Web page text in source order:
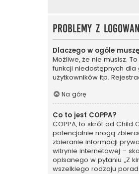
Problemy z
Dlaczego w ogóle
Możliwe, że nie musisz.
funkcji niedostępnych dla
użytkowników itp.
Na górę
Co to jest COPPA?
COPPA, to skrót od Child
potencjalnie mogą
zbieranie informacji
witrynie internetowej –
opisanego w pytaniu „Z
wszelkiego rodzaju